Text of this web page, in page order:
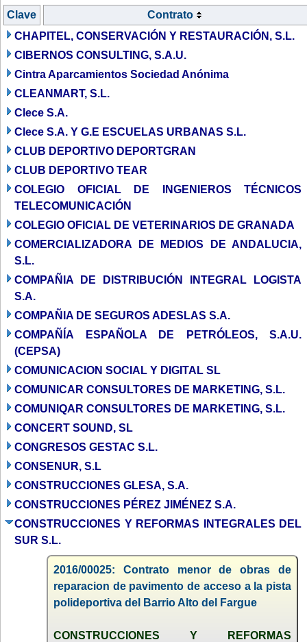
Clave
Contrato
CHAPITEL, CONSERVACIÓN Y RESTAURACIÓN, S.L.
CIBERNOS CONSULTING, S.A.U.
Cintra Aparcamientos Sociedad Anónima
CLEANMART, S.L.
Clece S.A.
Clece S.A. Y G.E ESCUELAS URBANAS S.L.
CLUB DEPORTIVO DEPORTGRAN
CLUB DEPORTIVO TEAR
COLEGIO OFICIAL DE INGENIEROS TÉCNICOS
TELECOMUNICACIÓN
COLEGIO OFICIAL DE VETERINARIOS DE GRANADA
COMERCIALIZADORA DE MEDIOS DE ANDALUCIA,
S.L.
COMPAÑIA DE DISTRIBUCIÓN INTEGRAL LOGISTA
S.A.
COMPAÑIA DE SEGUROS ADESLAS S.A.
COMPAÑÍA ESPAÑOLA DE PETRÓLEOS, S.A.U.
(CEPSA)
COMUNICACION SOCIAL Y DIGITAL SL
COMUNICAR CONSULTORES DE MARKETING, S.L.
COMUNIQAR CONSULTORES DE MARKETING, S.L.
CONCERT SOUND, SL
CONGRESOS GESTAC S.L.
CONSENUR, S.L
CONSTRUCCIONES GLESA, S.A.
CONSTRUCCIONES PÉREZ JIMÉNEZ S.A.
CONSTRUCCIONES Y REFORMAS INTEGRALES DEL
SUR S.L.
2016/00025: Contrato menor de obras de
reparacion de pavimento de acceso a la pista
polideportiva del Barrio Alto del Fargue
CONSTRUCCIONES Y REFORMAS